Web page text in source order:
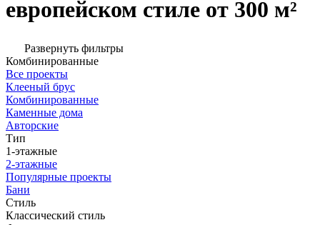
европейском стиле от 300 м²
Развернуть фильтры
Комбинированные
Все проекты
Клееный брус
Комбинированные
Каменные дома
Авторские
Тип
1-этажные
2-этажные
Популярные проекты
Бани
Стиль
Классический стиль